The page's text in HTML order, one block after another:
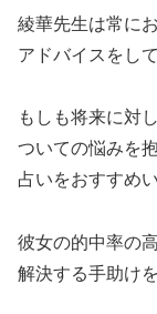
綾華先生は常に
アドバイスをし
もしも将来に対
ついての悩みを
占いをおすすめ
彼女の的中率の
解決する手助け